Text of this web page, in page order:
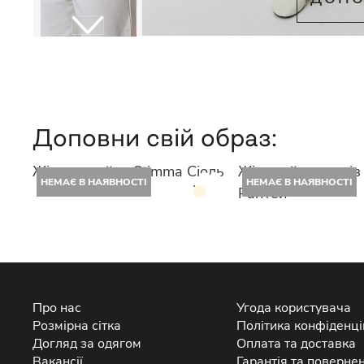
Доповни свій образ:
НЕМАЄ В НАЯВНОСТІ
Жіноча майка Stimma Сіоль
НЕМАЄ В НАЯВНОСТІ
Жіночий
Рантей
Про нас
Розмірна сітка
Догляд за одягом
Угода користувача
Політика
Оплата та доставка